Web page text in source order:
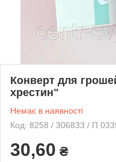
Конверт для
хрестин"
Немає в наявності
Код: 8258 / 306833 / П
30,60 ₴